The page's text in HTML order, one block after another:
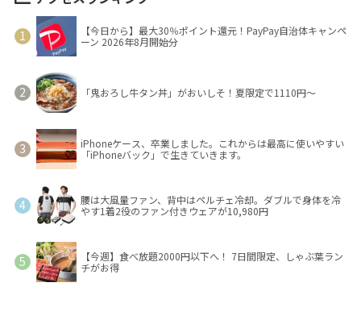
【今日から】最大30％ポイント還元！PayPay自治体キャンペ
ーン 2026年8月開始分
「鬼おろし牛タン丼」がおいしそ！夏限定で1110円～
iPhoneケース、卒業しました。これからは最高に使いやすい
「iPhoneバック」で生きていきます。
腰は大風量ファン、背中はペルチェ冷却。ダブルで身体を冷
やす1着2役のファン付きウェアが10,980円
【今週】食べ放題2000円以下へ！ 7日間限定、しゃぶ葉ラン
チがお得